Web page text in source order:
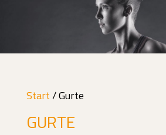
Start/ Gurte
GURTE